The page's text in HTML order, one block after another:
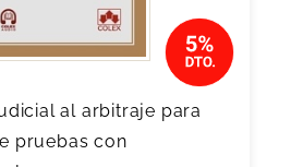
al arbitraje para
pruebas con